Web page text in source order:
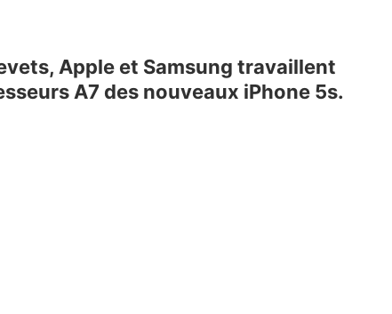
Apple et Samsung travaillent
A7 des nouveaux iPhone 5s.